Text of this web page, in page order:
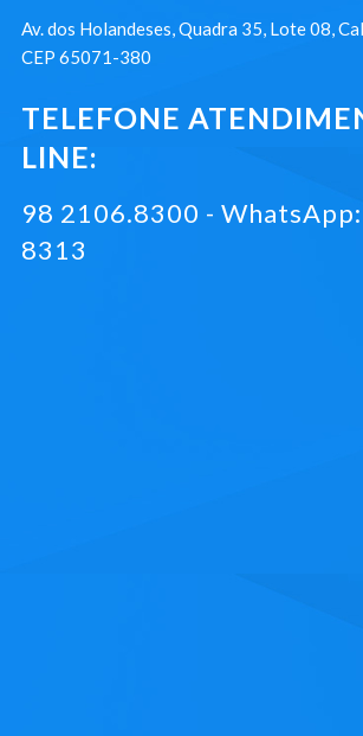
Av. dos Holandeses, Quadra 35, Lote 08,
CEP 65071-380
TELEFONE
LINE:
98 2106.8300 -
8313